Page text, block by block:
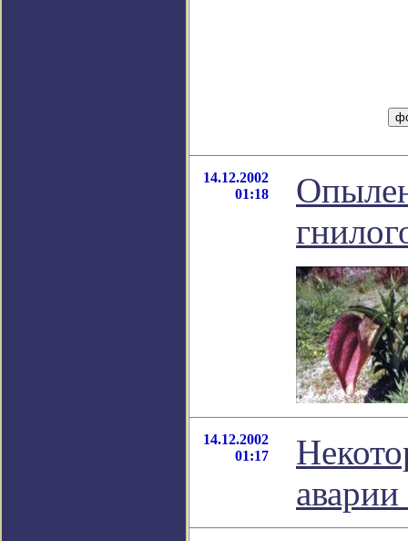
14.12.2002
01:18
14.12.2002
01:17